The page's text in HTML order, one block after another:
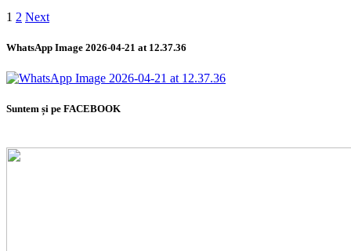
1 2 Next
WhatsApp Image 2026-04-21 at 12.37.36
Suntem și pe FACEBOOK